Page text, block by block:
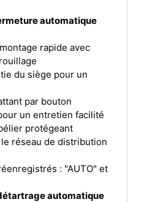
automatique
rapide avec
du siège pour un
par bouton
un entretien facilité
protégeant
le réseau de distribution
: "AUTO" et
automatique